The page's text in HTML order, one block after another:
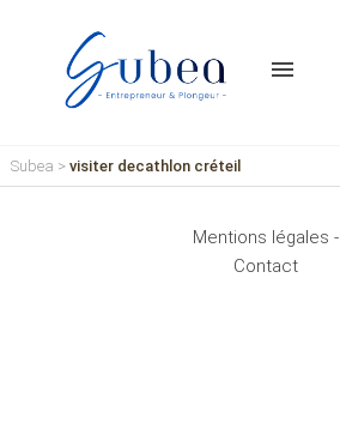
menu
Subea > visiter decathlon créteil
Mentions légales -
Contact